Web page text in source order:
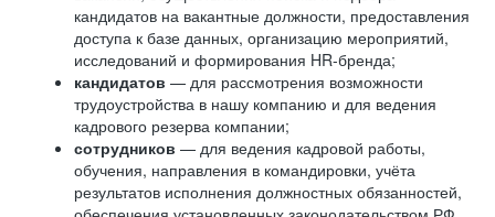
кандидатов на вакантные должности, предоставления
доступа к базе данных, организацию мероприятий,
исследований и формирования HR-бренда;
кандидатов — для рассмотрения возможности
трудоустройства в нашу компанию и для ведения
кадрового резерва компании;
сотрудников — для ведения кадровой работы,
обучения, направления в командировки, учёта
результатов исполнения должностных обязанностей,